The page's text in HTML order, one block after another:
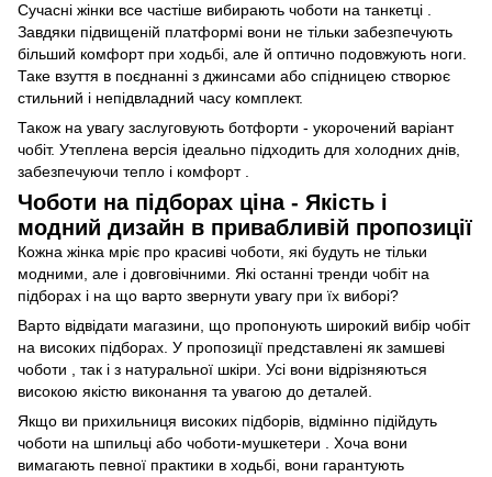
Сучасні жінки все частіше вибирають чоботи на танкетці .
Завдяки підвищеній платформі вони не тільки забезпечують
більший комфорт при ходьбі, але й оптично подовжують ноги.
Таке взуття в поєднанні з джинсами або спідницею створює
стильний і непідвладний часу комплект.
Також на увагу заслуговують ботфорти - укорочений варіант
чобіт. Утеплена версія ідеально підходить для холодних днів,
забезпечуючи тепло і комфорт .
Чоботи на підборах ціна - Якість і
модний дизайн в привабливій пропозиції
Кожна жінка мріє про красиві чоботи, які будуть не тільки
модними, але і довговічними. Які останні тренди чобіт на
підборах і на що варто звернути увагу при їх виборі?
Варто відвідати магазини, що пропонують широкий вибір чобіт
на високих підборах. У пропозиції представлені як замшеві
чоботи , так і з натуральної шкіри. Усі вони відрізняються
високою якістю виконання та увагою до деталей.
Якщо ви прихильниця високих підборів, відмінно підійдуть
чоботи на шпильці або чоботи-мушкетери . Хоча вони
вимагають певної практики в ходьбі, вони гарантують